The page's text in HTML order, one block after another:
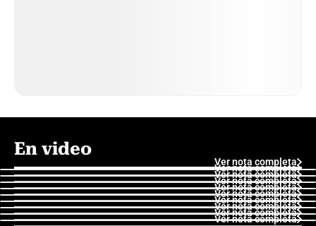
En video
Ver nota completa
Ver nota completa
Ver nota completa
Ver nota completa
Ver nota completa
Ver nota completa
Ver nota completa
Ver nota completa
Ver nota completa
Ver nota completa